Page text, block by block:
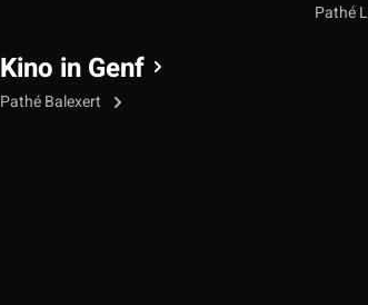
Kino in Genf
Pathé Balexert
Pathé